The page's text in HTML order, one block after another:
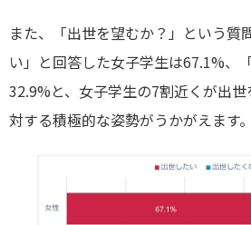
また、「出世を望むか？」という質
い」と回答した女子学生は67.1%、
32.9%と、女子学生の7割近くが出
対する積極的な姿勢がうかがえます。